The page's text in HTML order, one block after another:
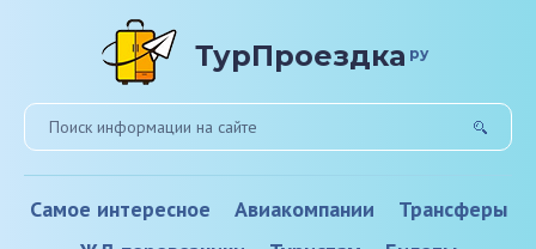
ТурПроездка ру
Самое интересное Авиакомпании
Трансферы